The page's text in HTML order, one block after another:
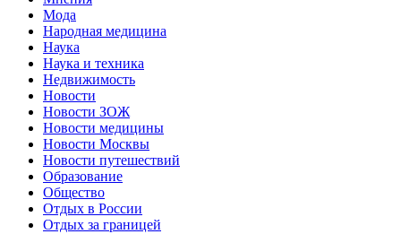
Мода
Народная медицина
Наука
Наука и техника
Недвижимость
Новости
Новости ЗОЖ
Новости медицины
Новости Москвы
Новости путешествий
Образование
Общество
Отдых в России
Отдых за границей